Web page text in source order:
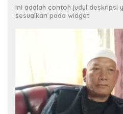
Ini adalah contoh judul deskripsi
sesuaikan pada widget